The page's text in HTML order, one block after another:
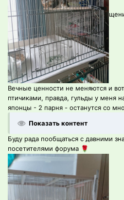
Вечные ценности не меняются и
птичиками, правда, гульды у меня
японцы - 2 парня - останутся со
Показать контент
Буду рада пообщаться с давними
посетителями форума 🌹